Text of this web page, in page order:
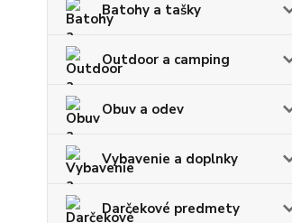
Batohy a tašky
Outdoor a camping
Obuv a odev
Vybavenie a doplnky
Darčekové predmety